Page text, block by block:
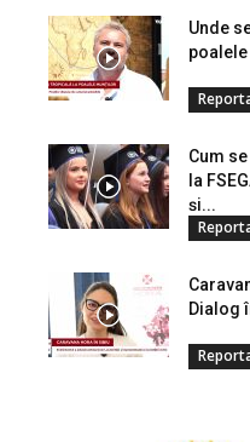
Unde
Cum
la
și...
Dialog